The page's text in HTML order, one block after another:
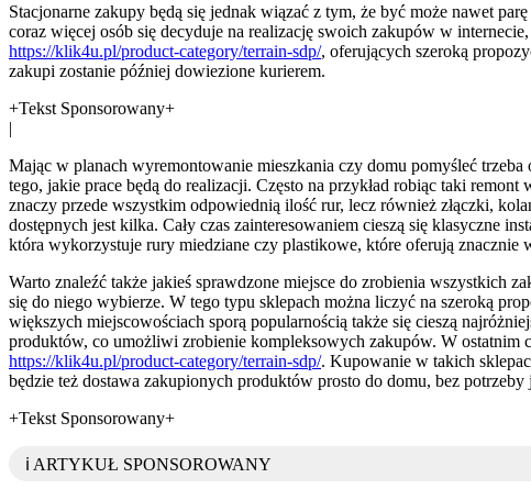
Stacjonarne zakupy będą się jednak wiązać z tym, że być może nawet
coraz więcej osób się decyduje na realizację swoich zakupów w
https://klik4u.pl/product-category/terrain-sdp/, oferujących szeroką
zakupi zostanie później dowiezione kurierem.
+Tekst Sponsorowany+
|
Mając w planach wyremontowanie mieszkania czy domu pomyśleć
tego, jakie prace będą do realizacji. Często na przykład robiąc taki
znaczy przede wszystkim odpowiednią ilość rur, lecz również złączki,
dostępnych jest kilka. Cały czas zainteresowaniem cieszą się klasyczne
która wykorzystuje rury miedziane czy plastikowe, które oferują
Warto znaleźć także jakieś sprawdzone miejsce do zrobienia wszystkich
się do niego wybierze. W tego typu sklepach można liczyć na szeroką
większych miejscowościach sporą popularnością także się cieszą
produktów, co umożliwi zrobienie kompleksowych zakupów. W ostatnim
https://klik4u.pl/product-category/terrain-sdp/. Kupowanie w takich
będzie też dostawa zakupionych produktów prosto do domu, bez
+Tekst Sponsorowany+
ℹ️ ARTYKUŁ SPONSOROWANY